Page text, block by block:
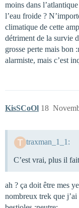
moins dans
l’eau froide ?
climatique de cette
détriment de la survie
grosse perte mais bon
alarmiste, mais c’est
KisSCoOl 18
traxman_1_1:
C’est vrai, plus il
ah ? ça doit être mes
nombreux trek que j’ai